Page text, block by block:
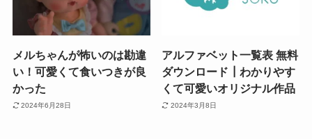
メルちゃんが怖いのは勘違
い！可愛くて食いつきが良
かった
2024年6月28日
アルファベット一覧表 無料
ダウンロード┃わかりやす
くて可愛いオリジナル作品
2024年3月8日